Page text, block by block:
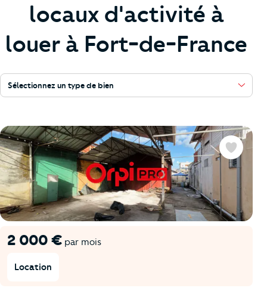
locaux d'activité à
louer à Fort-de-France
Sélectionnez un type de bien
2 000 € par mois
Location
Favoris